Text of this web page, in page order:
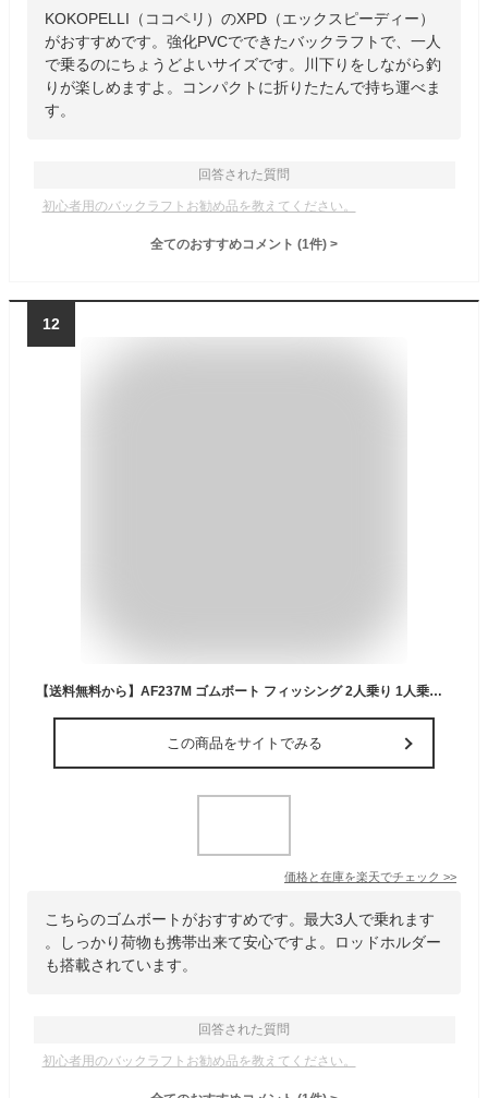
KOKOPELLI（ココペリ）のXPD（エックスピーディー）
がおすすめです。強化PVCでできたバックラフトで、一人
で乗るのにちょうどよいサイズです。川下りをしながら釣
りが楽しめますよ。コンパクトに折りたたんで持ち運べま
す。
回答された質問
初心者用のバックラフトお勧め品を教えてください。
全てのおすすめコメント (1件) >
12
【送料無料から】AF237M ゴムボート フィッシング 2人乗り 1人乗り 定員3名 本格派 ロッドホルダー バス釣り 海釣り インフレータブル ロールアップフロア 前後モータマウントベース装備 簡単収納 2馬力 船外機 検無艇 バルブ弁の動画
この商品をサイトでみる
価格と在庫を楽天でチェック >>
こちらのゴムボートがおすすめです。最大3人で乗れます
。しっかり荷物も携帯出来て安心ですよ。ロッドホルダー
も搭載されています。
回答された質問
初心者用のバックラフトお勧め品を教えてください。